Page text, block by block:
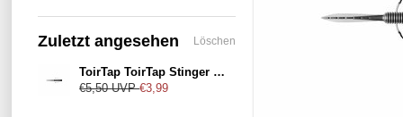
Zuletzt angesehen Löschen
ToirTap ToirTap Stinger 3,8" Color-0103UV
€5,50UVP €3,99